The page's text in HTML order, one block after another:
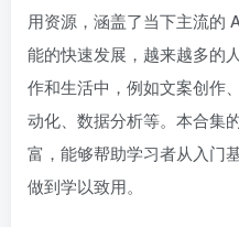
用资源，涵盖了当下主流的
能的快速发展，越来越多的
作和生活中，例如文案创作
动化、数据分析等。本合集
富，能够帮助学习者从入门
做到学以致用。